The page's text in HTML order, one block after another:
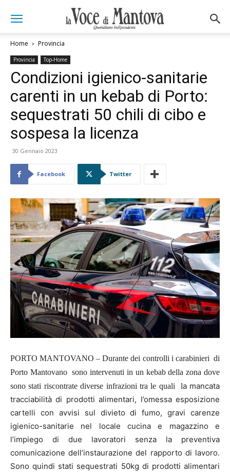
Home Provincia
Provincia Top-Home
Condizioni igienico-sanitarie
carenti in un kebab di Porto:
sequestrati 50 chili di cibo e
sospesa la licenza
30 Gennaio 2023
Facebook Twitter
PORTO MANTOVANO – Durante dei controlli i carabinieri di
Porto Mantovano sono intervenuti in un kebab della zona dove
sono stati riscontrate diverse infrazioni tra le quali la mancata
tracciabilità di prodotti alimentari, l’omessa esposizione
cartelli con avvisi sul divieto di fumo, gravi carenze
igienico-sanitarie nel locale cucina e magazzino e
l’impiego di due lavoratori senza la preventiva
comunicazione dell’instaurazione del rapporto di lavoro.
Sono quindi stati sequestrati 50kg di prodotti alimentari